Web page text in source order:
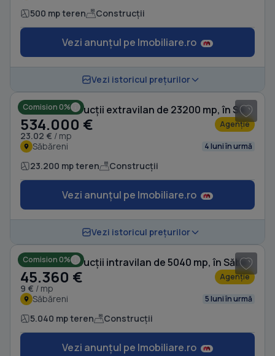
500 mp teren Construcții
Vezi anunțul pe Imobiliare.ro
Vezi istoricul prețurilor
Comision 0% Teren Construcții extravilan de 23200 mp, în Săbăreni
534.000 €
23.02 € / mp
Agenție
Săbăreni 4 luni în urmă
23.200 mp teren Construcții
Vezi anunțul pe Imobiliare.ro
Vezi istoricul prețurilor
Comision 0% Teren Construcții intravilan de 5040 mp, în Săbăreni
45.360 €
9 € / mp
Agenție
Săbăreni 5 luni în urmă
5.040 mp teren Construcții
Vezi anunțul pe Imobiliare.ro